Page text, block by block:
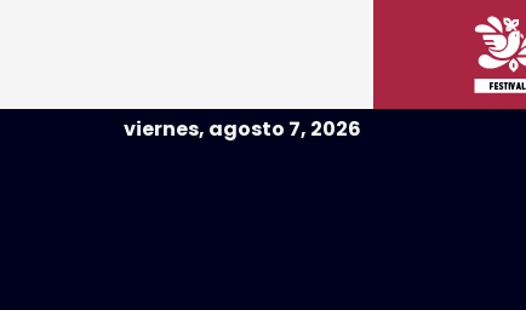
viernes, agosto 7, 2026